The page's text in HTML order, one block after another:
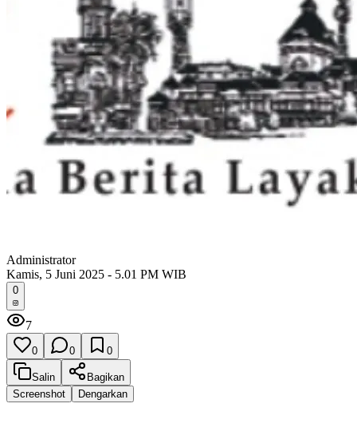
Administrator
Kamis, 5 Juni 2025 - 5.01 PM WIB
0
7
0 0 0
Salin
Bagikan
Screenshot
Dengarkan